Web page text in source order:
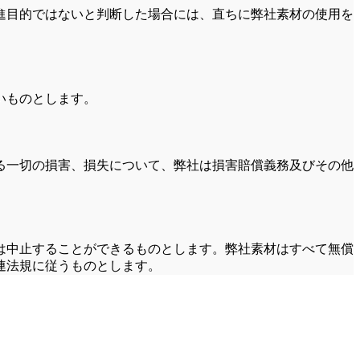
的ではないと判断した場合には、直ちに弊社素材の使用を
のとします。
切の損害、損失について、弊社は損害賠償義務及びその他
止することができるものとします。弊社素材はすべて無償
規に従うものとします。